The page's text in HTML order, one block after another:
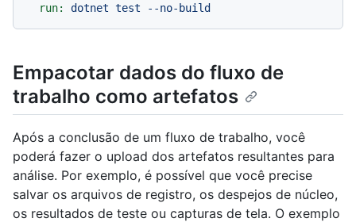
run:
dotnet test --no-build
Empacotar dados do fluxo de
trabalho como artefatos
Após a conclusão de um fluxo de trabalho, você
poderá fazer o upload dos artefatos resultantes para
análise. Por exemplo, é possível que você precise
salvar os arquivos de registro, os despejos de núcleo,
os resultados de teste ou capturas de tela. O exemplo